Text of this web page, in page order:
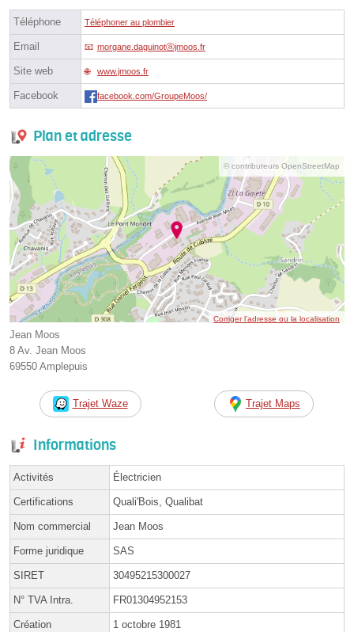
Téléphone Téléphoner au plombier
Email morgane.daguinotⓐjmoos.fr
Site web www.jmoos.fr
Facebook facebook.com/GroupeMoos/
Plan et adresse
© contributeurs OpenStreetMap
Corriger l’adresse ou la localisation
Jean Moos
8 Av. Jean Moos
69550 Amplepuis
Trajet Waze Trajet Maps
Informations
Activités Électricien
Certifications Quali'Bois, Qualibat
Nom commercial Jean Moos
Forme juridique SAS
SIRET 30495215300027
N° TVA Intra. FR01304952153
Création 1 octobre 1981